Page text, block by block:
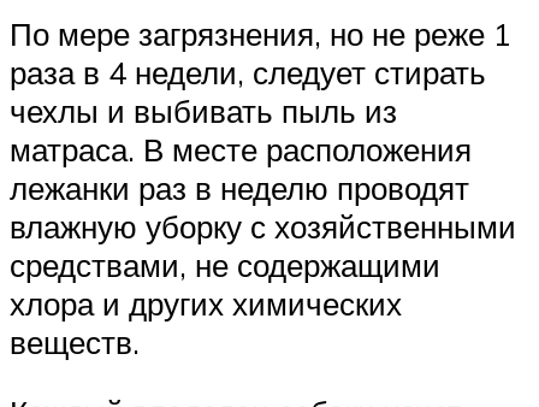
По мере загрязнения, но не реже 1
раза в 4 недели, следует стирать
чехлы и выбивать пыль из
матраса. В месте расположения
лежанки раз в неделю проводят
влажную уборку с хозяйственными
средствами, не содержащими
хлора и других химических
веществ.